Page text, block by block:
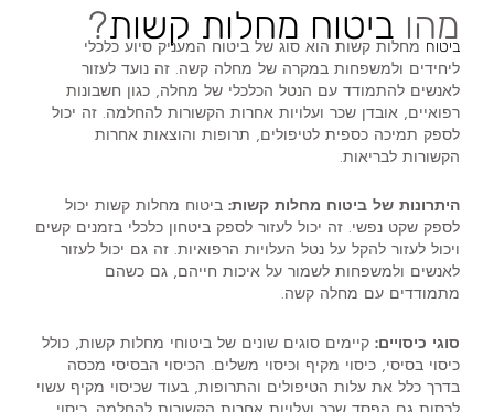
מהו ביטוח מחלות קשות? ביטוח מחלות קשות הוא סוג של ביטוח המעניק סיוע כלכלי
ליחידים ולמשפחות במקרה של מחלה קשה. זה נועד לעזור
לאנשים להתמודד עם הנטל הכלכלי של מחלה, כגון חשבונות
רפואיים, אובדן שכר ועלויות אחרות הקשורות להחלמה. זה יכול
לספק תמיכה כספית לטיפולים, תרופות והוצאות אחרות
הקשורות לבריאות.
היתרונות של ביטוח מחלות קשות: ביטוח מחלות קשות יכול
לספק שקט נפשי. זה יכול לעזור לספק ביטחון כלכלי בזמנים קשים
ויכול לעזור להקל על נטל העלויות הרפואיות. זה גם יכול לעזור
לאנשים ולמשפחות לשמור על איכות חייהם, גם כשהם
מתמודדים עם מחלה קשה.
סוגי כיסויים: קיימים סוגים שונים של ביטוחי מחלות קשות, כולל
כיסוי בסיסי, כיסוי מקיף וכיסוי משלים. הכיסוי הבסיסי מכסה
בדרך כלל את עלות הטיפולים והתרופות, בעוד שכיסוי מקיף עשוי